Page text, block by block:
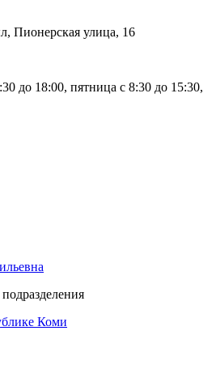
Пионерская улица, 16
до 18:00, пятница с 8:30 до 15:30,
Коми